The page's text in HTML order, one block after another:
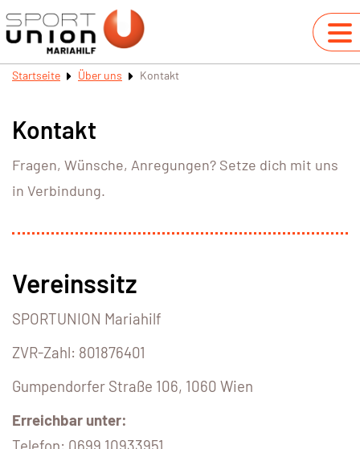
Startseite Über uns Kontakt
Kontakt
Fragen, Wünsche, Anregungen? Setze dich mit uns
in Verbindung.
Vereinssitz
SPORTUNION Mariahilf
ZVR-Zahl: 801876401
Gumpendorfer Straße 106, 1060 Wien
Erreichbar unter: